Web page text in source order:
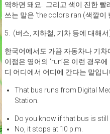
역하면 돼요. 그리고 색이 진한 빨
쓰는 말은 ‘the colors ran (색깔이
5. (버스, 지하철, 기차 등에 대해
한국어에서도 가끔 자동차나 기차
이점은 영어의 ‘run’은 이런 경우
디 어디에서 어디에 간다는 말입니
That bus runs from Digital
Station.
Do you know if that bus is still
No, it stops at 10 p.m.